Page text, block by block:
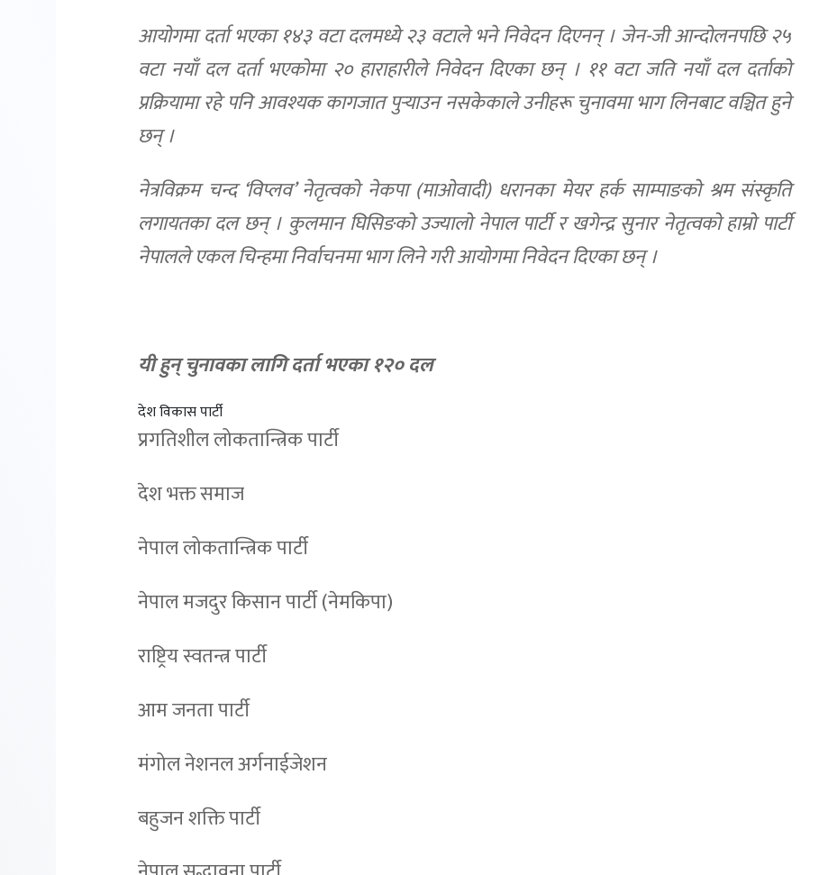
आयोगमा दर्ता भएका १४३ वटा दलमध्ये २३ वटाले भने निवेदन दिएनन् । जेन-जी आन्दोलनपछि २५
वटा नयाँ दल दर्ता भएकोमा २० हाराहारीले निवेदन दिएका छन् । ११ वटा जति नयाँ दल दर्ताको
प्रक्रियामा रहे पनि आवश्यक कागजात पुर्‍याउन नसकेकाले उनीहरू चुनावमा भाग लिनबाट वञ्चित हुने
छन् ।
नेत्रविक्रम चन्द ‘विप्लव’ नेतृत्वको नेकपा (माओवादी) धरानका मेयर हर्क साम्पाङको श्रम संस्कृति
लगायतका दल छन् । कुलमान घिसिङको उज्यालो नेपाल पार्टी र खगेन्द्र सुनार नेतृत्वको हाम्रो पार्टी
नेपालले एकल चिन्हमा निर्वाचनमा भाग लिने गरी आयोगमा निवेदन दिएका छन् ।
यी हुन् चुनावका लागि दर्ता भएका १२० दल
देश विकास पार्टी
प्रगतिशील लोकतान्त्रिक पार्टी
देश भक्त समाज
नेपाल लोकतान्त्रिक पार्टी
नेपाल मजदुर किसान पार्टी (नेमकिपा)
राष्ट्रिय स्वतन्त्र पार्टी
आम जनता पार्टी
मंगोल नेशनल अर्गनाईजेशन
बहुजन शक्ति पार्टी